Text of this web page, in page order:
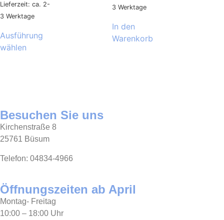
Lieferzeit: ca. 2-
3 Werktage
Ausführung
wählen
3 Werktage
In den
Warenkorb
Besuchen Sie uns
Kirchenstraße 8
25761 Büsum
Telefon: 04834-4966
Öffnungszeiten ab April
Montag- Freitag
10:00 – 18:00 Uhr